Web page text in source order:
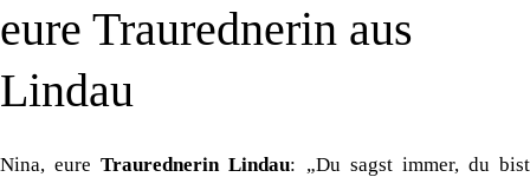
eure Traurednerin aus
Lindau
Nina, eureTraurednerin Lindau: „Du sagst immer, du bist